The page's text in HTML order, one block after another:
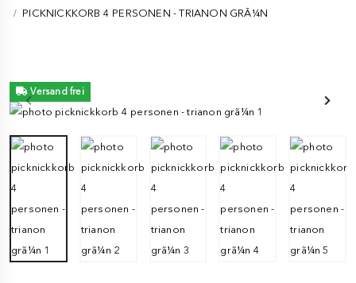
PICKNICKKORB 4 PERSONEN - TRIANON GRÃ¼N
Versand frei